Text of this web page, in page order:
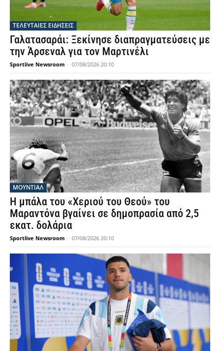
ΤΕΛΕΥΤΑΙΕΣ ΕΙΔΗΣΕΙΣ
Γαλατασαράι: Ξεκίνησε διαπραγματεύσεις με
την Άρσεναλ για τον Μαρτινέλι
Sportlive Newsroom - 07/08/2026 20:10
ΜΟΥΝΤΙΆΛ
Η μπάλα του «Χεριού του Θεού» του
Μαραντόνα βγαίνει σε δημοπρασία από 2,5
εκατ. δολάρια
Sportlive Newsroom - 07/08/2026 20:10